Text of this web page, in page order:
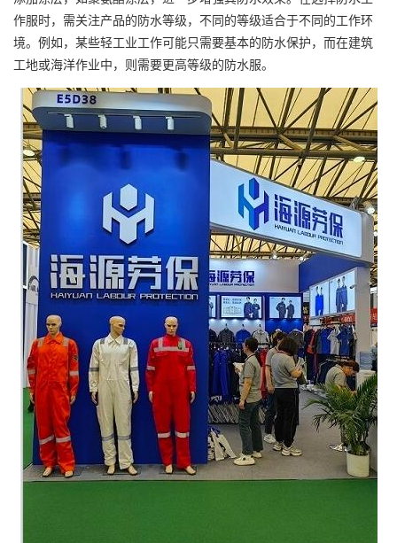
作服时，需关注产品的防水等级，不同的等级适合于不同的工作环
境。例如，某些轻工业工作可能只需要基本的防水保护，而在建筑
工地或海洋作业中，则需要更高等级的防水服。